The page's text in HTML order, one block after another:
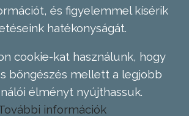
és figyelemmel kísérik
hatékonyságát.
cookie-kat használunk, hogy
böngészés mellett a legjobb
élményt nyújthassuk.
információk